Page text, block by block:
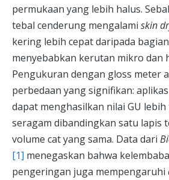
permukaan yang lebih halus.
tebal cenderung mengalami skin
kering lebih cepat daripada
menyebabkan kerutan mikro dan
Pengukuran dengan gloss meter
perbedaan yang signifikan:
dapat menghasilkan nilai GU
seragam dibandingkan satu lapis
volume cat yang sama. Data dari
[1] menegaskan bahwa
pengeringan juga mempengaruhi